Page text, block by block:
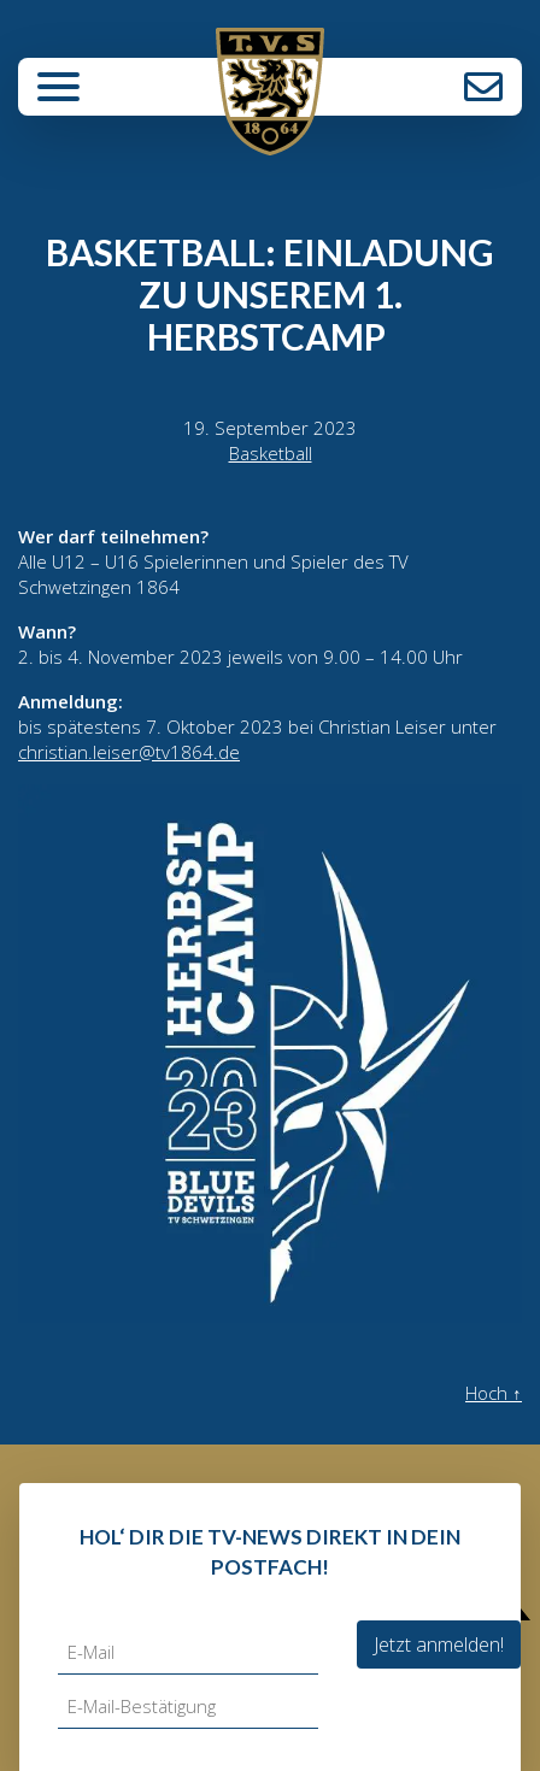
schließen
BASKETBALL: EINLADUNG
ZU UNSEREM 1.
HERBSTCAMP
19. September 2023
Basketball
Wer darf teilnehmen?
Alle U12 – U16 Spielerinnen und Spieler des TV
Schwetzingen 1864
Wann?
2. bis 4. November 2023 jeweils von 9.00 – 14.00 Uhr
Anmeldung:
bis spätestens 7. Oktober 2023 bei Christian Leiser unter
christian.leiser@tv1864.de
Hoch ↑
HOL‘ DIR DIE TV-NEWS DIREKT IN DEIN
POSTFACH!
Jetzt anmelden!